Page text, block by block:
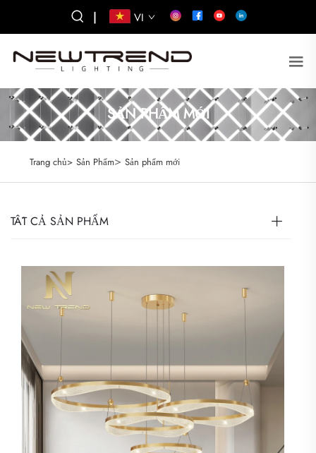
| VI
SẢN PHẨM MỚI
Trang chủ> Sản Phẩm> Sản phẩm mới
TẤT CẢ SẢN PHẨM